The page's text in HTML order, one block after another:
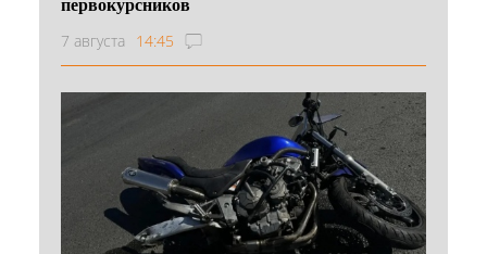
7 августа 14:45